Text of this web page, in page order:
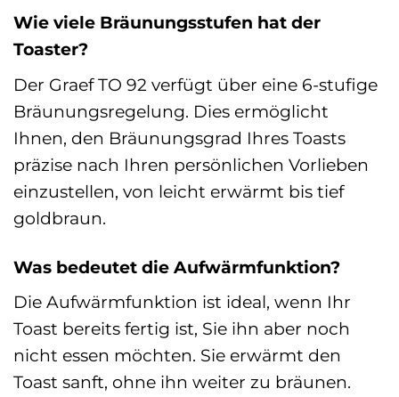
Wie viele Bräunungsstufen hat der
Toaster?
Der Graef TO 92 verfügt über eine 6-stufige
Bräunungsregelung. Dies ermöglicht
Ihnen, den Bräunungsgrad Ihres Toasts
präzise nach Ihren persönlichen Vorlieben
einzustellen, von leicht erwärmt bis tief
goldbraun.
Was bedeutet die Aufwärmfunktion?
Die Aufwärmfunktion ist ideal, wenn Ihr
Toast bereits fertig ist, Sie ihn aber noch
nicht essen möchten. Sie erwärmt den
Toast sanft, ohne ihn weiter zu bräunen.